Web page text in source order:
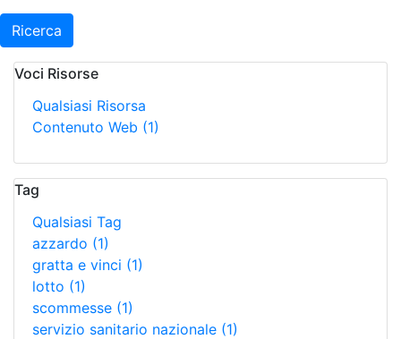
Ricerca
Voci Risorse
Qualsiasi Risorsa
Contenuto Web (1)
Tag
Qualsiasi Tag
azzardo (1)
gratta e vinci (1)
lotto (1)
scommesse (1)
servizio sanitario nazionale (1)